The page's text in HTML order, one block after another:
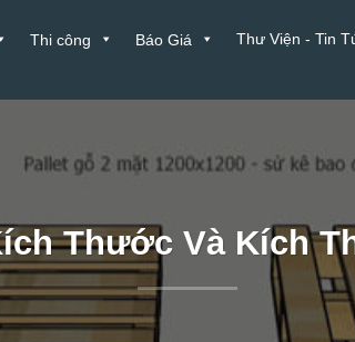
Thi công Báo Giá Thư Viện - Tin
Thước Và Kích